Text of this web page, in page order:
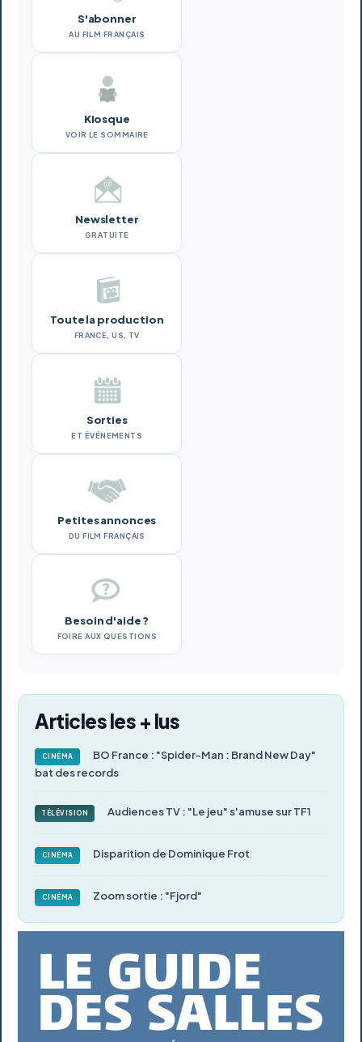
S'abonner
AU FILM FRANÇAIS
Kiosque
VOIR LE SOMMAIRE
Newsletter
GRATUITE
Toute la production
FRANCE, US, TV
Sorties
ET ÉVÉNEMENTS
Petites annonces
DU FILM FRANÇAIS
Besoin d'aide ?
FOIRE AUX QUESTIONS
Articles les + lus
CINÉMA
BO France : "Spider-Man : Brand New Day"
bat des records
TÉLÉVISION Audiences TV : "Le jeu" s'amuse sur TF1
CINÉMA Disparition de Dominique Frot
CINÉMA Zoom sortie : "Fjord"